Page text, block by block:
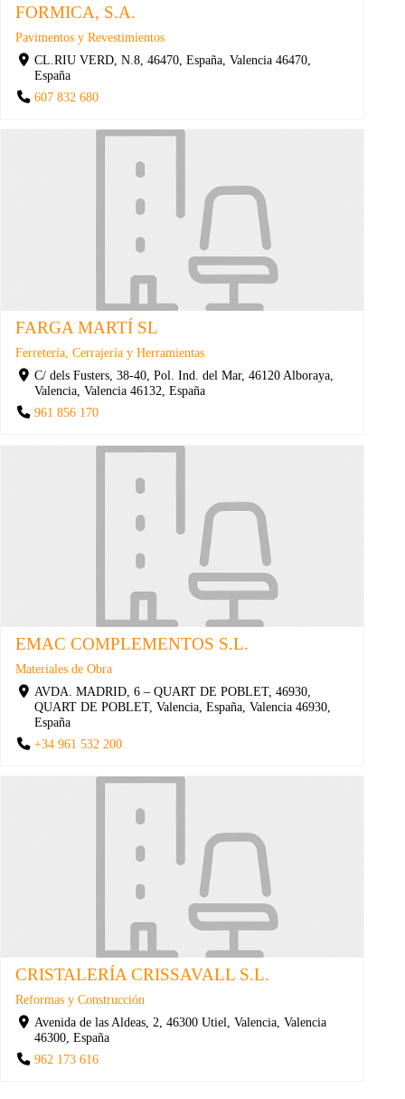
FORMICA, S.A.
Pavimentos y Revestimientos
CL.RIU VERD, N.8, 46470, España, Valencia 46470,
España
607 832 680
FARGA MARTÍ SL
Ferretería, Cerrajería y Herramientas
C/ dels Fusters, 38-40, Pol. Ind. del Mar, 46120 Alboraya,
Valencia, Valencia 46132, España
961 856 170
EMAC COMPLEMENTOS S.L.
Materiales de Obra
AVDA. MADRID, 6 – QUART DE POBLET, 46930,
QUART DE POBLET, Valencia, España, Valencia 46930,
España
+34 961 532 200
CRISTALERÍA CRISSAVALL S.L.
Reformas y Construcción
Avenida de las Aldeas, 2, 46300 Utiel, Valencia, Valencia
46300, España
962 173 616